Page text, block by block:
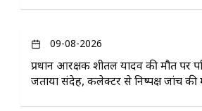
09-08-2026
प्रधान आरक्षक शीतल यादव की मौत पर
जताया संदेह, कलेक्टर से निष्पक्ष जांच की